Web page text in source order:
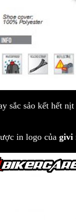
sắc sảo kết hết
in logo của givi